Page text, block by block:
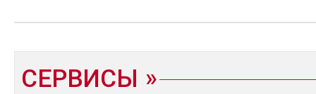
СЕРВИСЫ